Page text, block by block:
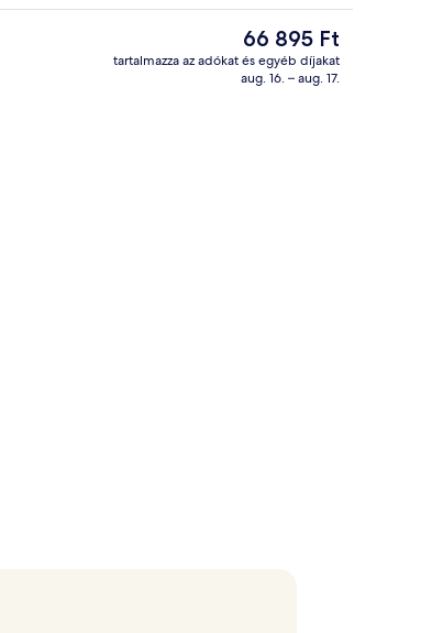
A
jelenlegi
ár
66 895 Ft
tartalmazza az adókat és egyéb díjakat
aug. 16. – aug. 17.